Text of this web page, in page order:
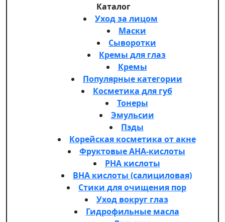
Каталог
Уход за лицом
Маски
Сыворотки
Кремы для глаз
Кремы
Популярные категории
Косметика для губ
Тонеры
Эмульсии
Пэды
Корейская косметика от акне
Фруктовые AHA-кислоты
PHA кислоты
BHA кислоты (салициловая)
Стики для очищения пор
Уход вокруг глаз
Гидрофильные масла